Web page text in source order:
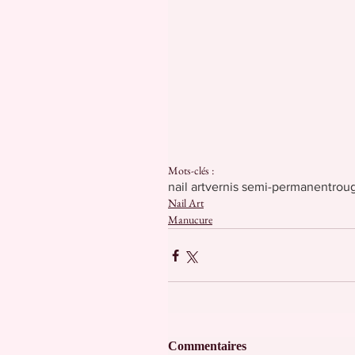
Mots-clés :
nail artvernis semi-permanent
Nail Art
Manucure
Commentaires